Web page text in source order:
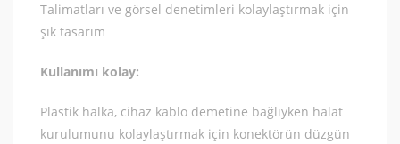
Talimatları ve görsel denetimleri kolaylaştırmak için
şık tasarım
Kullanımı kolay:
Plastik halka, cihaz kablo demetine bağlıyken halat
kurulumunu kolaylaştırmak için konektörün düzgün